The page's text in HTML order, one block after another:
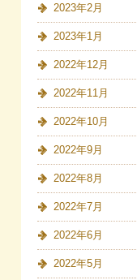
2023年2月
2023年1月
2022年12月
2022年11月
2022年10月
2022年9月
2022年8月
2022年7月
2022年6月
2022年5月